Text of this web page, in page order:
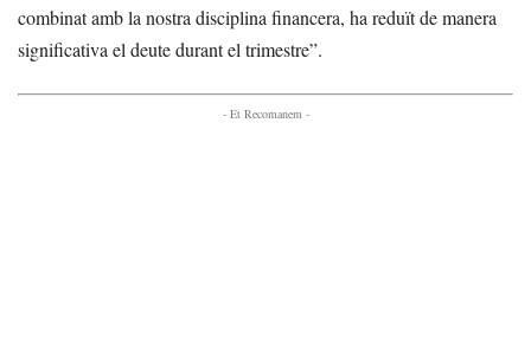
combinat amb la nostra disciplina financera, ha reduït de manera
significativa el deute durant el trimestre”.
- Et Recomanem -